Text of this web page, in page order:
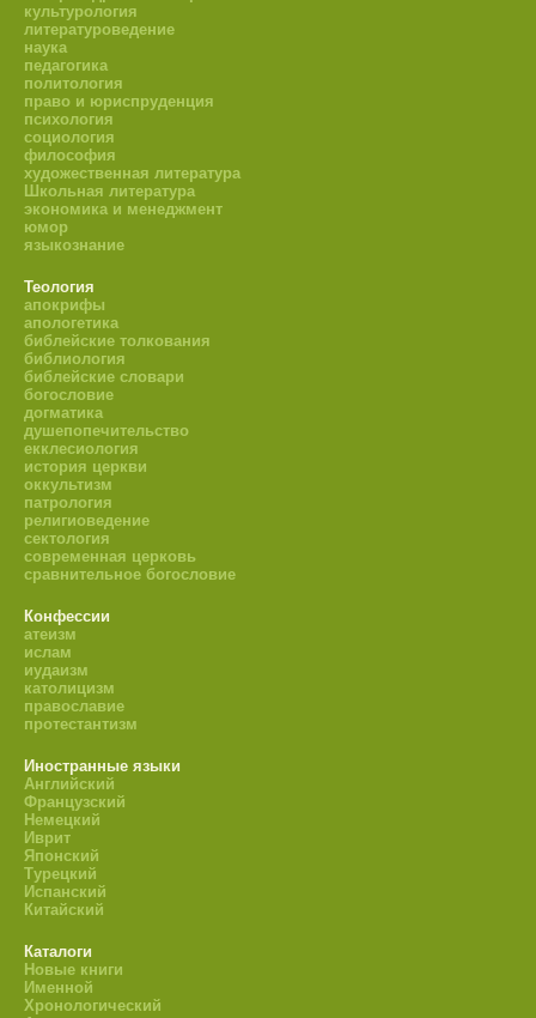
культурология
литературоведение
наука
педагогика
политология
право и юриспруденция
психология
социология
философия
художественная литература
Школьная литература
экономика и менеджмент
юмор
языкознание
Теология
апокрифы
апологетика
библейские толкования
библиология
библейские словари
богословие
догматика
душепопечительство
екклесиология
история церкви
оккультизм
патрология
религиоведение
сектология
современная церковь
сравнительное богословие
Конфессии
атеизм
ислам
иудаизм
католицизм
православие
протестантизм
Иностранные языки
Английский
Французский
Немецкий
Иврит
Японский
Турецкий
Испанский
Китайский
Каталоги
Новые книги
Именной
Хронологический